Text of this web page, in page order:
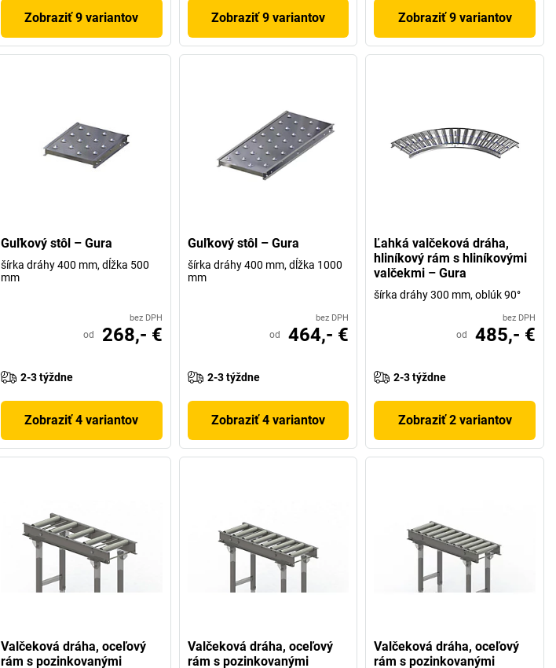
Zobraziť 9 variantov Zobraziť 9 variantov Zobraziť 9 variantov
Guľkový stôl – Gura
šírka dráhy 400 mm, dĺžka 500
mm
bez DPH
od 268,- €
2-3 týždne
Zobraziť 4 variantov
Guľkový stôl – Gura
šírka dráhy 400 mm, dĺžka 1000
mm
bez DPH
od 464,- €
2-3 týždne
Zobraziť 4 variantov
Ľahká valčeková dráha,
hliníkový rám s hliníkovými
valčekmi – Gura
šírka dráhy 300 mm, oblúk 90°
bez DPH
od 485,- €
2-3 týždne
Zobraziť 2 variantov
Valčeková dráha, oceľový
rám s pozinkovanými
Valčeková dráha, oceľový
rám s pozinkovanými
Valčeková dráha, oceľový
rám s pozinkovanými